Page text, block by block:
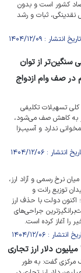
کشور است و بدون
نقدینگی، ثبات و رشد
سنگین‌تر از توان
در صف وام ازدواج
تسهیلات تکلیفی
به کاهش صف می‌شود،
ندارد و آسیب‌زا
نرخ رسمی و آزاد ارز،
توزیع رانت و
اکنون دولت با حذف ارز
جراحی‌های
را آغاز کرده است.
مرکزی گفت: به طور